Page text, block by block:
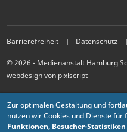
Barrierefreiheit Datenschutz
© 2026 - Medienanstalt Hamburg
webdesign von pixlscript
Zur optimalen Gestaltung und
nutzen wir Cookies und Dienste für
Funktionen, Besucher-